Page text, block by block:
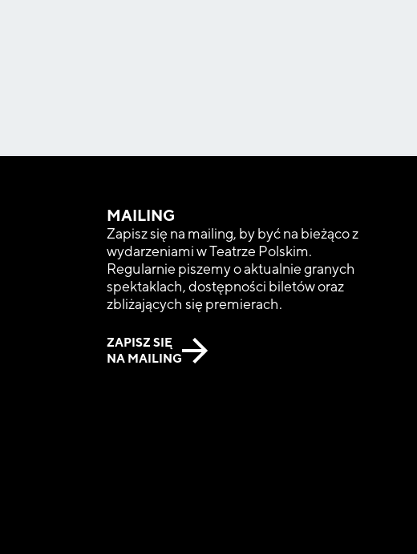
MAILING
Zapisz się na mailing, by być na bieżąco z
wydarzeniami w Teatrze Polskim.
Regularnie piszemy o aktualnie granych
spektaklach, dostępności biletów oraz
zbliżających się premierach.
ZAPISZ SIĘ
NA MAILING